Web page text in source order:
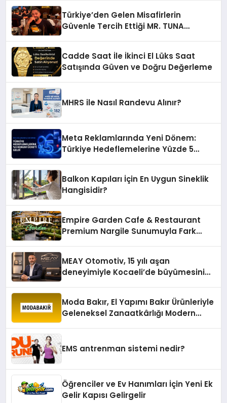
Türkiye’den Gelen Misafirlerin
Güvenle Tercih Ettiği MR. TUNA
Cadde Saat İle İkinci El Lüks Saat
Satışında Güven ve Doğru Değerleme
MHRS ile Nasıl Randevu Alınır?
Meta Reklamlarında Yeni Dönem:
Türkiye Hedeflemelerine Yüzde 5
Balkon Kapıları İçin En Uygun Sineklik
Hangisidir?
Empire Garden Cafe & Restaurant
Premium Nargile Sunumuyla Fark
MEAY Otomotiv, 15 yılı aşan
deneyimiyle Kocaeli’de büyümesini
Moda Bakır, El Yapımı Bakır Ürünleriyle
Geleneksel Zanaatkârlığı Modern
EMS antrenman sistemi nedir?
Öğrenciler ve Ev Hanımları İçin Yeni Ek
Gelir Kapısı Gelirgelir